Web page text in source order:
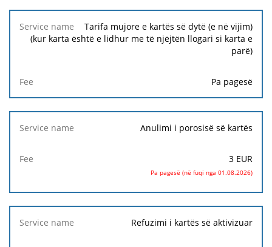
Tarifa mujore e kartës së dytë (e në vijim)
(kur karta është e lidhur me të njëjtën llogari si karta e
parë)
Pa pagesë
Anulimi i porosisë së kartës
3 EUR
Pa pagesë (në fuqi nga 01.08.2026)
Refuzimi i kartës së aktivizuar